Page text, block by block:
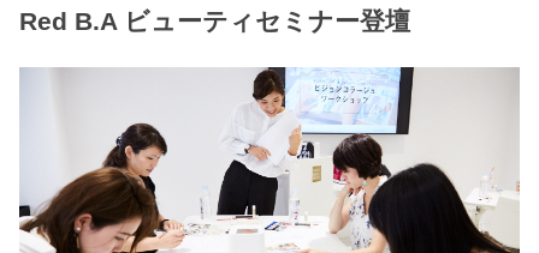
Red B.A ビューティセミナー登壇